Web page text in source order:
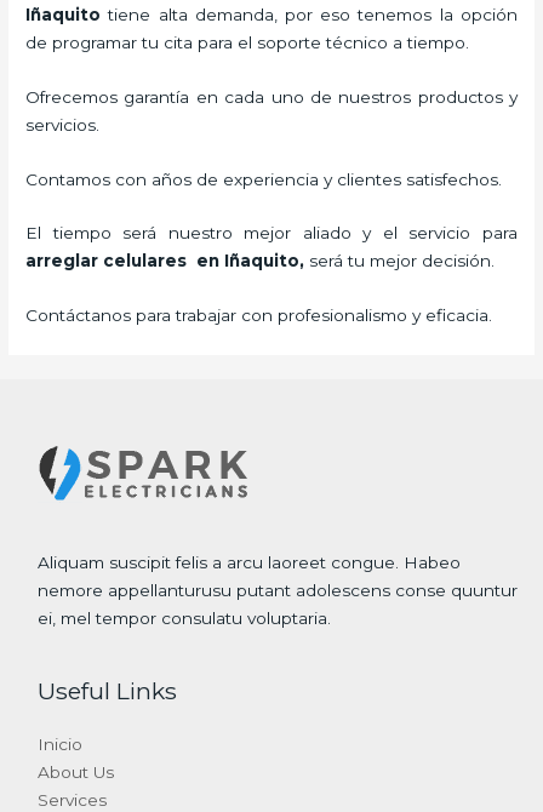
Iñaquito tiene alta demanda, por eso tenemos la opción
de programar tu cita para el soporte técnico a tiempo.
Ofrecemos garantía en cada uno de nuestros productos y
servicios.
Contamos con años de experiencia y clientes satisfechos.
El tiempo será nuestro mejor aliado y el servicio para
arreglar celulares en Iñaquito, será tu mejor decisión.
Contáctanos para trabajar con profesionalismo y eficacia.
Aliquam suscipit felis a arcu laoreet congue. Habeo
nemore appellanturusu putant adolescens conse quuntur
ei, mel tempor consulatu voluptaria.
Useful Links
Inicio
About Us
Services